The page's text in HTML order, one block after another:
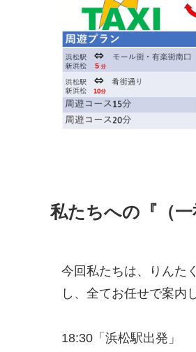
私たちへの『（
今回私たちは、りんた
し、全てお任せで案内
18:30「浜松駅出発」